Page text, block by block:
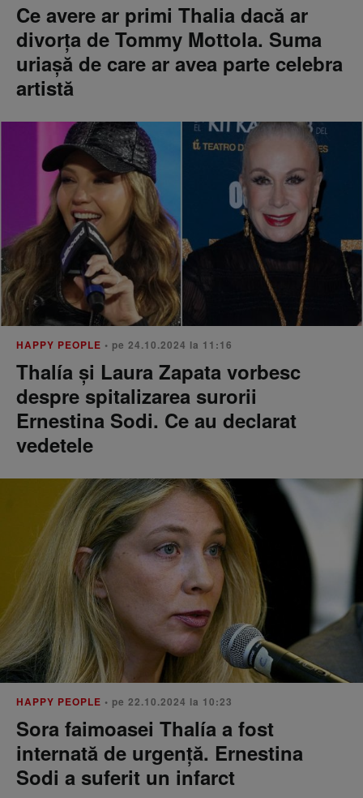
Ce avere ar primi Thalia dacă ar
divorța de Tommy Mottola. Suma
uriașă de care ar avea parte celebra
artistă
HAPPY PEOPLE • pe 24.10.2024 la 11:16
Thalía și Laura Zapata vorbesc
despre spitalizarea surorii
Ernestina Sodi. Ce au declarat
vedetele
HAPPY PEOPLE • pe 22.10.2024 la 10:23
Sora faimoasei Thalía a fost
internată de urgență. Ernestina
Sodi a suferit un infarct